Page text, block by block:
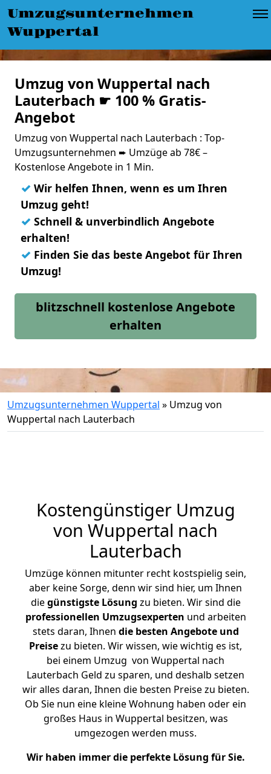
Umzugsunternehmen
Wuppertal
Umzug von Wuppertal nach
Lauterbach ☛ 100 % Gratis-
Angebot
Umzug von Wuppertal nach Lauterbach : Top-
Umzugsunternehmen ➨ Umzüge ab 78€ –
Kostenlose Angebote in 1 Min.
✓ Wir helfen Ihnen, wenn es um Ihren
Umzug geht!
✓ Schnell & unverbindlich Angebote
erhalten!
✓ Finden Sie das beste Angebot für Ihren
Umzug!
blitzschnell kostenlose Angebote
erhalten
Umzugsunternehmen Wuppertal » Umzug von
Wuppertal nach Lauterbach
Kostengünstiger Umzug
von Wuppertal nach
Lauterbach
Umzüge können mitunter recht kostspielig sein,
aber keine Sorge, denn wir sind hier, um Ihnen
diegünstigste Lösung zu bieten. Wir sind die
professionellen Umzugsexperten und arbeiten
stets daran, Ihnen die besten Angebote und
Preisezu bieten. Wir wissen, wie wichtig es ist,
bei einem Umzug von Wuppertal nach
Lauterbach Geld zu sparen, und deshalb setzen
wir alles daran, Ihnen die besten Preise zu bieten.
Ob Sie nun eine kleine Wohnung haben oder ein
großes Haus in Wuppertal besitzen, was
umgezogen werden muss.
Wir haben immer die perfekte Lösung für Sie.